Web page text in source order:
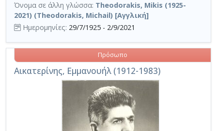
Όνομα σε άλλη γλώσσα: Theodorakis, Mikis (1925-
2021) (Theodorakis, Michail) [Αγγλική]
Ημερομηνίες: 29/7/1925 - 2/9/2021
Αικατερίνης, Εμμανουήλ (1912-1983)
Πρόσωπο